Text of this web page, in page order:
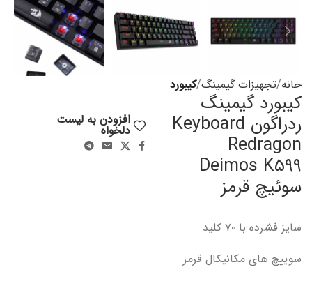
خانه تجهیزات گیمینگ کیبورد
کیبورد گیمینگ
ردراگون Keyboard
Redragon
Deimos K۵۹۹
سوئیچ قرمز
سایز فشرده با ۷۰ کلید
سوییچ های مکانیکال قرمز
افزودن به لیست
دلخواه